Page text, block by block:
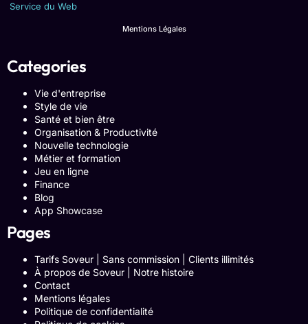
Service du Web
Mentions Légales
Categories
Vie d'entreprise
Style de vie
Santé et bien être
Organisation & Productivité
Nouvelle technologie
Métier et formation
Jeu en ligne
Finance
Blog
App Showcase
Pages
Tarifs Soveur | Sans commission | Clients illimités
À propos de Soveur | Notre histoire
Contact
Mentions légales
Politique de confidentialité